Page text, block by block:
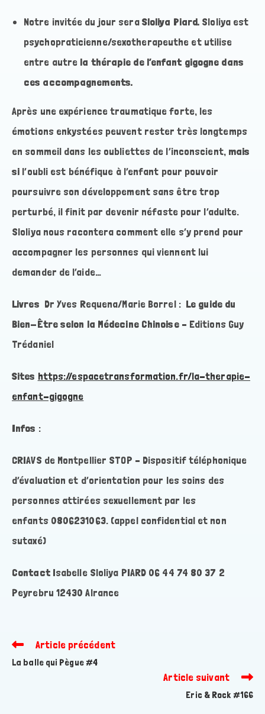
Notre invitée du jour seraSloliya Piard. Sloliya est
psychopraticienne/sexotherapeuthe et utilise
entre autre la thérapie de l’enfant gigogne dans
ces accompagnements.
Après une expérience traumatique forte, les
émotions enkystées peuvent rester très longtemps
en sommeil dans les oubliettes de l’inconscient, mais
si l’oubli est bénéfique à l’enfant pour pouvoir
poursuivre son développement sans être trop
perturbé, il finit par devenir néfaste pour l’adulte.
Sloliya nous racontera comment elle s’y prend pour
accompagner les personnes qui viennent lui
demander de l’aide…
Livres Dr Yves Requena/Marie Borrel : Le guide du
Bien-Être selon la Médecine Chinoise– Editions Guy
Trédaniel
Sites https://espacetransformation.fr/la-therapie-
enfant-gigogne
Infos :
CRIAVS de Montpellier STOP – Dispositif téléphonique
d’évaluation et d’orientation pour les soins des
personnes attirées sexuellement par les
enfants 0806231063. (appel confidential et non
sutaxé)
ContactIsabelle Sloliya PIARD 06 44 74 80 37 2
Peyrebru 12430 Alrance
Read
articles
Article précédent
La balle qui Pègue #4
Article suivant
Eric & Rock #166